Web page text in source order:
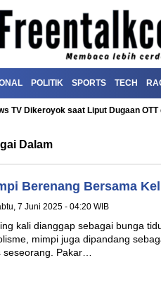
POLITIK SPORTS TECH
TV Dikeroyok saat Liput Dugaan
Dalam
Berenang Bersama
7 Juni 2025 - 04:20 WIB
kali dianggap sebagai bunga
mimpi juga dipandang
seseorang. Pakar…